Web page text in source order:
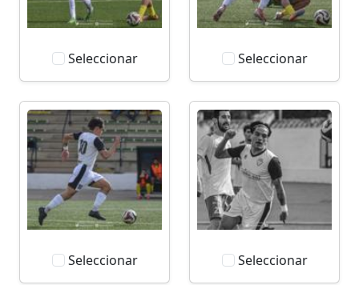
Seleccionar Seleccionar
Seleccionar Seleccionar